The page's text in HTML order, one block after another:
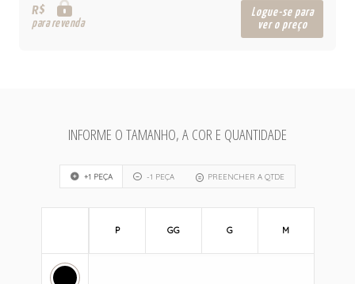
R$
para revenda
Logue-se para
ver o preço
INFORME O TAMANHO, A COR E QUANTIDADE
+1 PEÇA -1 PEÇA PREENCHER A QTDE
P GG G M